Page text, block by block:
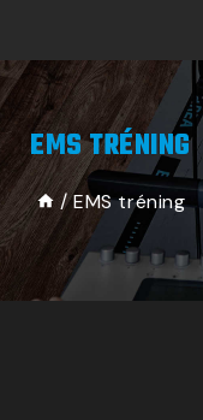
EMS TRÉNING
/ EMS tréning